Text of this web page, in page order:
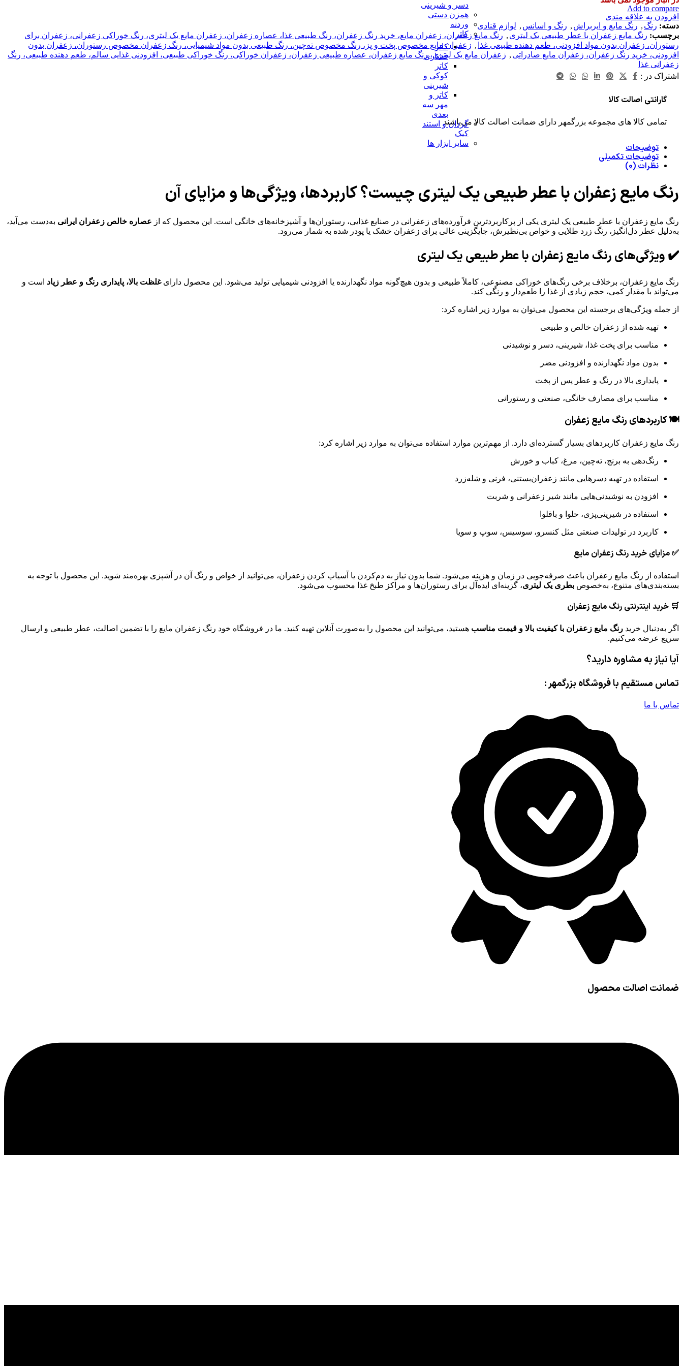
دسر و شیرینی
همزن دستی
وردنه
کاتر
کاتر
فشاری
کاتر
کوکی و
شیرینی
کاتر و
مهر سه
بعدی
گردان و استند
کیک
سایر ابزار ها
Add to compare
افزودن به علاقه مندی
دسته: رنگ , رنگ مایع و ایربراش , رنگ و اسانس , لوازم قنادی
برچسب: رنگ مایع زعفران با عطر طبیعی یک لیتری , رنگ مایع زعفران، زعفران مایع، خرید رنگ زعفران، رنگ طبیعی غذا، عصاره زعفران، زعفران مایع یک لیتری، رنگ خوراکی زعفرانی، زعفران برای
رستوران، زعفران بدون مواد افزودنی، طعم دهنده طبیعی غذا , زعفران مایع مخصوص پخت و پز، رنگ مخصوص ته‌چین، رنگ طبیعی بدون مواد شیمیایی، رنگ زعفران مخصوص رستوران، زعفران بدون
افزودنی، خرید رنگ زعفران، زعفران مایع صادراتی , زعفران مایع یک لیتری، رنگ مایع زعفران، عصاره طبیعی زعفران، زعفران خوراکی، رنگ خوراکی طبیعی، افزودنی غذایی سالم، طعم دهنده طبیعی، رنگ
زعفرانی غذا
اشتراک در :
گارانتی اصالت کالا
تمامی کالا های مجموعه بزرگمهر دارای ضمانت اصالت کالا می‌باشند
توضیحات
توضیحات تکمیلی
نظرات (0)
رنگ مایع زعفران با عطر طبیعی یک لیتری چیست؟ کاربردها، ویژگی‌ها و مزایای آن
رنگ مایع زعفران با عطر طبیعی یک لیتری یکی از پرکاربردترین فرآورده‌های زعفرانی در صنایع غذایی، رستوران‌ها و آشپزخانه‌های خانگی است. این محصول که از عصاره خالص زعفران ایرانی به‌دست می‌آید،
به‌دلیل عطر دل‌انگیز، رنگ زرد طلایی و خواص بی‌نظیرش، جایگزینی عالی برای زعفران خشک یا پودر شده به شمار می‌رود.
✔️ ویژگی‌های رنگ مایع زعفران با عطر طبیعی یک لیتری
رنگ مایع زعفران، برخلاف برخی رنگ‌های خوراکی مصنوعی، کاملاً طبیعی و بدون هیچ‌گونه مواد نگهدارنده یا افزودنی شیمیایی تولید می‌شود. این محصول دارایغلظت بالا، پایداری رنگ و عطر زیاد است و
می‌تواند با مقدار کمی، حجم زیادی از غذا را طعم‌دار و رنگی کند.
از جمله ویژگی‌های برجسته این محصول می‌توان به موارد زیر اشاره کرد:
تهیه شده از زعفران خالص و طبیعی
مناسب برای پخت غذا، شیرینی، دسر و نوشیدنی
بدون مواد نگهدارنده و افزودنی مضر
پایداری بالا در رنگ و عطر پس از پخت
مناسب برای مصارف خانگی، صنعتی و رستورانی
🍽️ کاربردهای رنگ مایع زعفران
رنگ مایع زعفران کاربردهای بسیار گسترده‌ای دارد. از مهم‌ترین موارد استفاده می‌توان به موارد زیر اشاره کرد:
رنگ‌دهی به برنج، ته‌چین، مرغ، کباب و خورش
استفاده در تهیه دسرهایی مانند زعفران‌بستنی، فرنی و شله‌زرد
افزودن به نوشیدنی‌هایی مانند شیر زعفرانی و شربت
استفاده در شیرینی‌پزی، حلوا و باقلوا
کاربرد در تولیدات صنعتی مثل کنسرو، سوسیس، سوپ و سویا
✅ مزایای خرید رنگ زعفران مایع
استفاده از رنگ مایع زعفران باعث صرفه‌جویی در زمان و هزینه می‌شود. شما بدون نیاز به دم‌کردن یا آسیاب کردن زعفران، می‌توانید از خواص و رنگ آن در آشپزی بهره‌مند شوید. این محصول با توجه به
بسته‌بندی‌های متنوع، به‌خصوص بطری یک لیتری، گزینه‌ای ایده‌آل برای رستوران‌ها و مراکز طبخ غذا محسوب می‌شود.
🛒 خرید اینترنتی رنگ مایع زعفران
اگر به‌دنبال خرید رنگ مایع زعفران با کیفیت بالا و قیمت مناسب هستید، می‌توانید این محصول را به‌صورت آنلاین تهیه کنید. ما در فروشگاه خود رنگ زعفران مایع را با تضمین اصالت، عطر طبیعی و ارسال
سریع عرضه می‌کنیم.
آیا نیاز به مشاوره دارید؟
تماس مستقیم با فروشگاه بزرگمهر :
تماس با ما
ضمانت اصالت محصول